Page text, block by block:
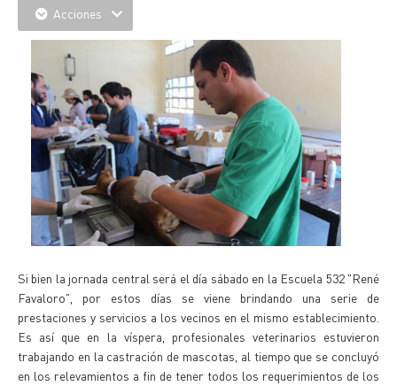
Acciones
Si bien la jornada central será el día sábado en la Escuela 532 "René
Favaloro", por estos días se viene brindando una serie de
prestaciones y servicios a los vecinos en el mismo establecimiento.
Es así que en la víspera, profesionales veterinarios estuvieron
trabajando en la castración de mascotas, al tiempo que se concluyó
en los relevamientos a fin de tener todos los requerimientos de los